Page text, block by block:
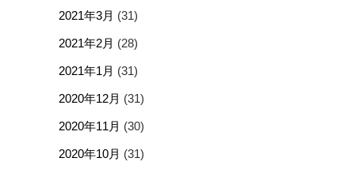
2021年3月 (31)
2021年2月 (28)
2021年1月 (31)
2020年12月 (31)
2020年11月 (30)
2020年10月 (31)